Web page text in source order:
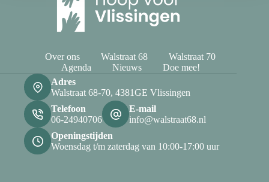
Over ons Walstraat 68
Walstraat 70
Agenda
Nieuws
Doe mee!
Adres
Walstraat 68-70, 4381GE Vlissingen
Telefoon
06-24940706
E-mail
info@walstraat68.nl
Openingstijden
Woensdag t/m zaterdag van 10:00-17:00 uur